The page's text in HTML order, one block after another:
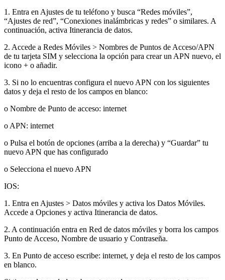
1. Entra en Ajustes de tu teléfono y busca “Redes móviles”,
“Ajustes de red”, “Conexiones inalámbricas y redes” o similares. A
continuación, activa Itinerancia de datos.
2. Accede a Redes Móviles > Nombres de Puntos de Acceso/APN
de tu tarjeta SIM y selecciona la opción para crear un APN nuevo, el
icono + o añadir.
3. Si no lo encuentras configura el nuevo APN con los siguientes
datos y deja el resto de los campos en blanco:
o Nombre de Punto de acceso: internet
o APN: internet
o Pulsa el botón de opciones (arriba a la derecha) y “Guardar” tu
nuevo APN que has configurado
o Selecciona el nuevo APN
IOS:
1. Entra en Ajustes > Datos móviles y activa los Datos Móviles.
Accede a Opciones y activa Itinerancia de datos.
2. A continuación entra en Red de datos móviles y borra los campos
Punto de Acceso, Nombre de usuario y Contraseña.
3. En Punto de acceso escribe: internet, y deja el resto de los campos
en blanco.